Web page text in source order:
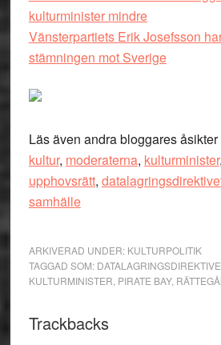
kulturminister mindre
Vänsterpartiets Erik Josefsson
stämningen mot Sverige
Läs även andra bloggares åsikter
kultur, moderaterna, kulturminister,
upphovsrätt,
samhälle
ARKIVERAD UNDER: KULTURPOLITIK
TAGGAD SOM:
KULTURMINISTER PIRATE BAY,
Läsarkommentarer
Trackbacks